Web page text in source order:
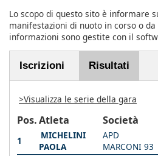
Lo scopo di questo sito è informare
manifestazioni di nuoto in corso o
informazioni sono gestite con il
Iscrizioni Risultati
>Visualizza le serie della gara
Pos.Atleta Società
1
MICHELINI
PAOLA
APD
MARCONI 93